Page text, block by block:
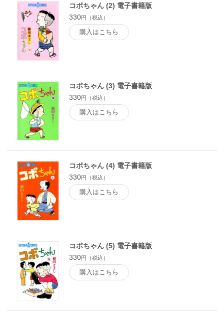
コボちゃん (2) 電子書籍版
330円（税込）
購入はこちら
コボちゃん (3) 電子書籍版
330円（税込）
購入はこちら
コボちゃん (4) 電子書籍版
330円（税込）
購入はこちら
コボちゃん (5) 電子書籍版
330円（税込）
購入はこちら